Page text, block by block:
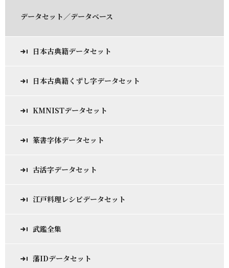
データセット／データベース
日本古典籍データセット
日本古典籍くずし字データセット
KMNISTデータセット
篆書字体データセット
古活字データセット
江戸料理レシピデータセット
武鑑全集
藩IDデータセット